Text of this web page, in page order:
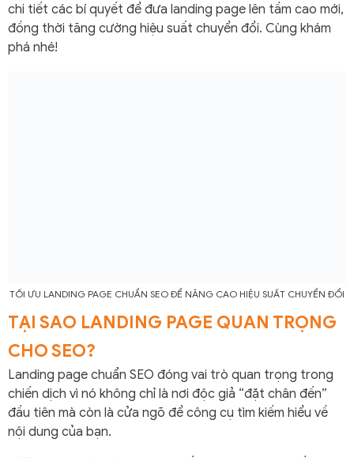
chi tiết các bí quyết để đưa landing page lên tầm cao mới,
đồng thời tăng cường hiệu suất chuyển đổi. Cùng khám
phá nhé!
TỐI ƯU LANDING PAGE CHUẨN SEO ĐỂ NÂNG CAO HIỆU SUẤT CHUYỂN ĐỔI
TẠI SAO LANDING PAGE QUAN TRỌNG
CHO SEO?
Landing page chuẩn SEO đóng vai trò quan trọng trong
chiến dịch vì nó không chỉ là nơi độc giả “đặt chân đến”
đầu tiên mà còn là cửa ngõ để công cụ tìm kiếm hiểu về
nội dung của bạn.